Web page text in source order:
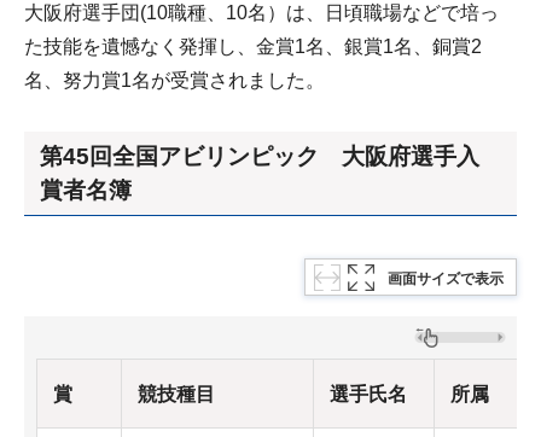
大阪府選手団(10職種、10名）は、日頃職場などで培っ
た技能を遺憾なく発揮し、金賞1名、銀賞1名、銅賞2
名、努力賞1名が受賞されました。
第45回全国アビリンピック 大阪府選手入
賞者名簿
画面サイズで表示
賞 競技種目 選手氏名 所属